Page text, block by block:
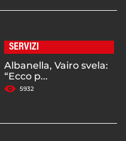
SERVIZI
Albanella, Vairo svela:
“Ecco p...
5932